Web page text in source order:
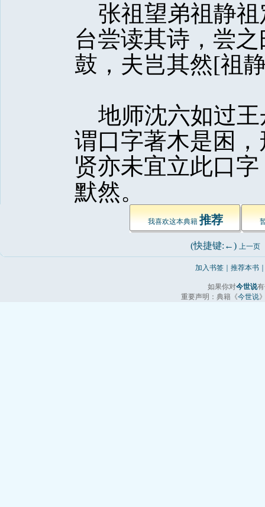
张祖望弟祖静祖
台尝读其诗，尝
鼓，夫岂其然[祖
地师沈六如过王
谓口字著木是困
贤亦未宜立此口
默然。
我喜欢这本典籍 推荐
(快捷键:←) 上一页
加入书签 推荐本书
如果你对今世说
重要声明：典籍《今世说